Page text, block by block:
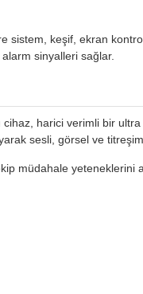
sistem, keşif, ekran
sinyalleri sağlar.
harici verimli bir
sesli, görsel ve
müdahale